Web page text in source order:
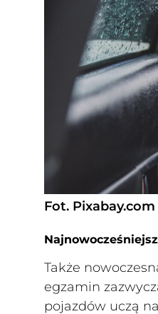
Fot. Pixabay.com
Także
egzamin
pojazdów uczą